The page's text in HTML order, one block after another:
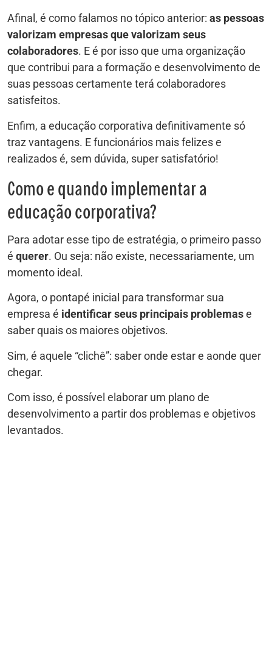
Afinal, é como falamos no tópico anterior: as pessoas
valorizam empresas que valorizam seus
colaboradores. E é por isso que uma organização
que contribui para a formação e desenvolvimento de
suas pessoas certamente terá colaboradores
satisfeitos.
Enfim, a educação corporativa definitivamente só
traz vantagens. E funcionários mais felizes e
realizados é, sem dúvida, super satisfatório!
Como e quando implementar a
educação corporativa?
Para adotar esse tipo de estratégia, o primeiro passo
é querer. Ou seja: não existe, necessariamente, um
momento ideal.
Agora, o pontapé inicial para transformar sua
empresa é identificar seus principais problemase
saber quais os maiores objetivos.
Sim, é aquele “clichê”: saber onde estar e aonde quer
chegar.
Com isso, é possível elaborar um plano de
desenvolvimento a partir dos problemas e objetivos
levantados.